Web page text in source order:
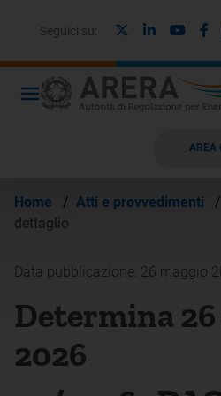
Seguici su: Linkedin
AREA
Home / Atti e provvedimenti
/
dettaglio
Data pubblicazione: 26 maggio
Determina
2026